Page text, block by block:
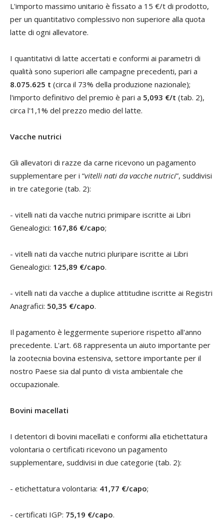
L'importo massimo unitario è fissato a 15 €/t di prodotto,
per un quantitativo complessivo non superiore alla quota
latte di ogni allevatore.
I quantitativi di latte accertati e conformi ai parametri di
qualità sono superiori alle campagne precedenti, pari a
8.075.625 t (circa il 73% della produzione nazionale);
l'importo definitivo del premio è pari a 5,093 €/t (tab. 2),
circa l'1,1% del prezzo medio del latte.
Vacche nutrici
Gli allevatori di razze da carne ricevono un pagamento
supplementare per i “vitelli nati da vacche nutrici”, suddivisi
in tre categorie (tab. 2):
- vitelli nati da vacche nutrici primipare iscritte ai Libri
Genealogici: 167,86 €/capo;
- vitelli nati da vacche nutrici pluripare iscritte ai Libri
Genealogici: 125,89 €/capo.
- vitelli nati da vacche a duplice attitudine iscritte ai Registri
Anagrafici: 50,35 €/capo.
Il pagamento è leggermente superiore rispetto all'anno
precedente. L'art. 68 rappresenta un aiuto importante per
la zootecnia bovina estensiva, settore importante per il
nostro Paese sia dal punto di vista ambientale che
occupazionale.
Bovini macellati
I detentori di bovini macellati e conformi alla etichettatura
volontaria o certificati ricevono un pagamento
supplementare, suddivisi in due categorie (tab. 2):
- etichettatura volontaria: 41,77 €/capo;
- certificati IGP: 75,19 €/capo.